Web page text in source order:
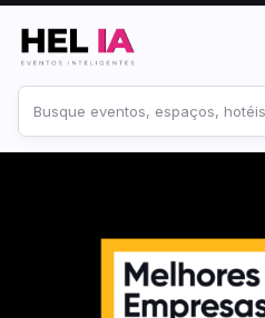
no
site